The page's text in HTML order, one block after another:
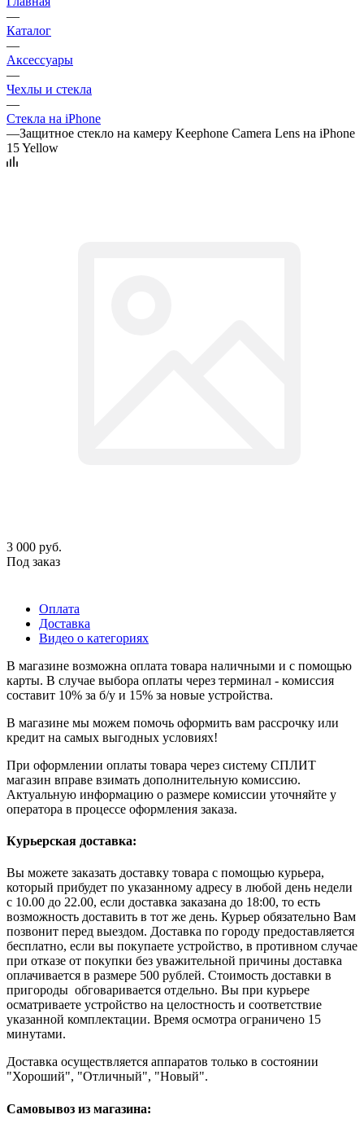
—
Каталог
—
Аксессуары
—
Чехлы и стекла
—
Стекла на iPhone
—Защитное стекло на камеру Keephone Camera Lens на iPhone
15 Yellow
3 000 руб.
Под заказ
Оплата
Доставка
Видео о категориях
В магазине возможна оплата товара наличными и с помощью
карты. В случае выбора оплаты через терминал - комиссия
составит 10% за б/у и 15% за новые устройства.
В магазине мы можем помочь оформить вам рассрочку или
кредит на самых выгодных условиях!
При оформлении оплаты товара через систему СПЛИТ
магазин вправе взимать дополнительную комиссию.
Актуальную информацию о размере комиссии уточняйте у
оператора в процессе оформления заказа.
Курьерская доставка:
Вы можете заказать доставку товара с помощью курьера,
который прибудет по указанному адресу в любой день недели
с 10.00 до 22.00, если доставка заказана до 18:00, то есть
возможность доставить в тот же день. Курьер обязательно Вам
позвонит перед выездом. Доставка по городу предоставляется
бесплатно, если вы покупаете устройство, в противном случае
при отказе от покупки без уважительной причины доставка
оплачивается в размере 500 рублей. Стоимость доставки в
пригороды обговаривается отдельно. Вы при курьере
осматриваете устройство на целостность и соответствие
указанной комплектации. Время осмотра ограничено 15
минутами.
Доставка осуществляется аппаратов только в состоянии
"Хороший", "Отличный", "Новый".
Самовывоз из магазина: